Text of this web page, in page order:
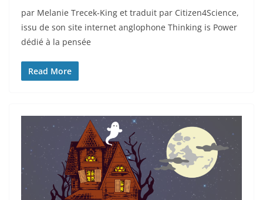
par Melanie Trecek-King et traduit par Citizen4Science,
issu de son site internet anglophone Thinking is Power
dédié à la pensée
Read More